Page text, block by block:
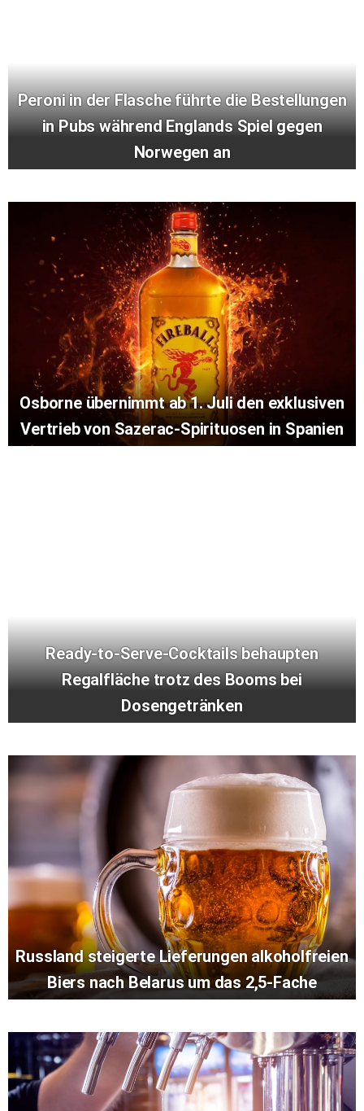
Peroni in der Flasche führte die Bestellungen
in Pubs während Englands Spiel gegen
Norwegen an
Osborne übernimmt ab 1. Juli den exklusiven
Vertrieb von Sazerac-Spirituosen in Spanien
Ready-to-Serve-Cocktails behaupten
Regalfläche trotz des Booms bei
Dosengetränken
Russland steigerte Lieferungen alkoholfreien
Biers nach Belarus um das 2,5-Fache